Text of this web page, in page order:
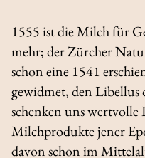
1555 ist die Milch für
mehr; der Zürcher
schon eine 1541
gewidmet, denLibellus
schenken uns
Milchprodukte jener
davon schon im